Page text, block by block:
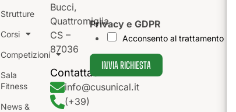
Strutture
Corsi
Competizioni
Sala
Fitness
News &
Bucci,
Quattromiglia
CS –
87036
Contattaci
info@cusunical.it
(+39)
D
m
i
l
Privacy e GDPR
Acconsento al trattamento ...
INVIA RICHIESTA